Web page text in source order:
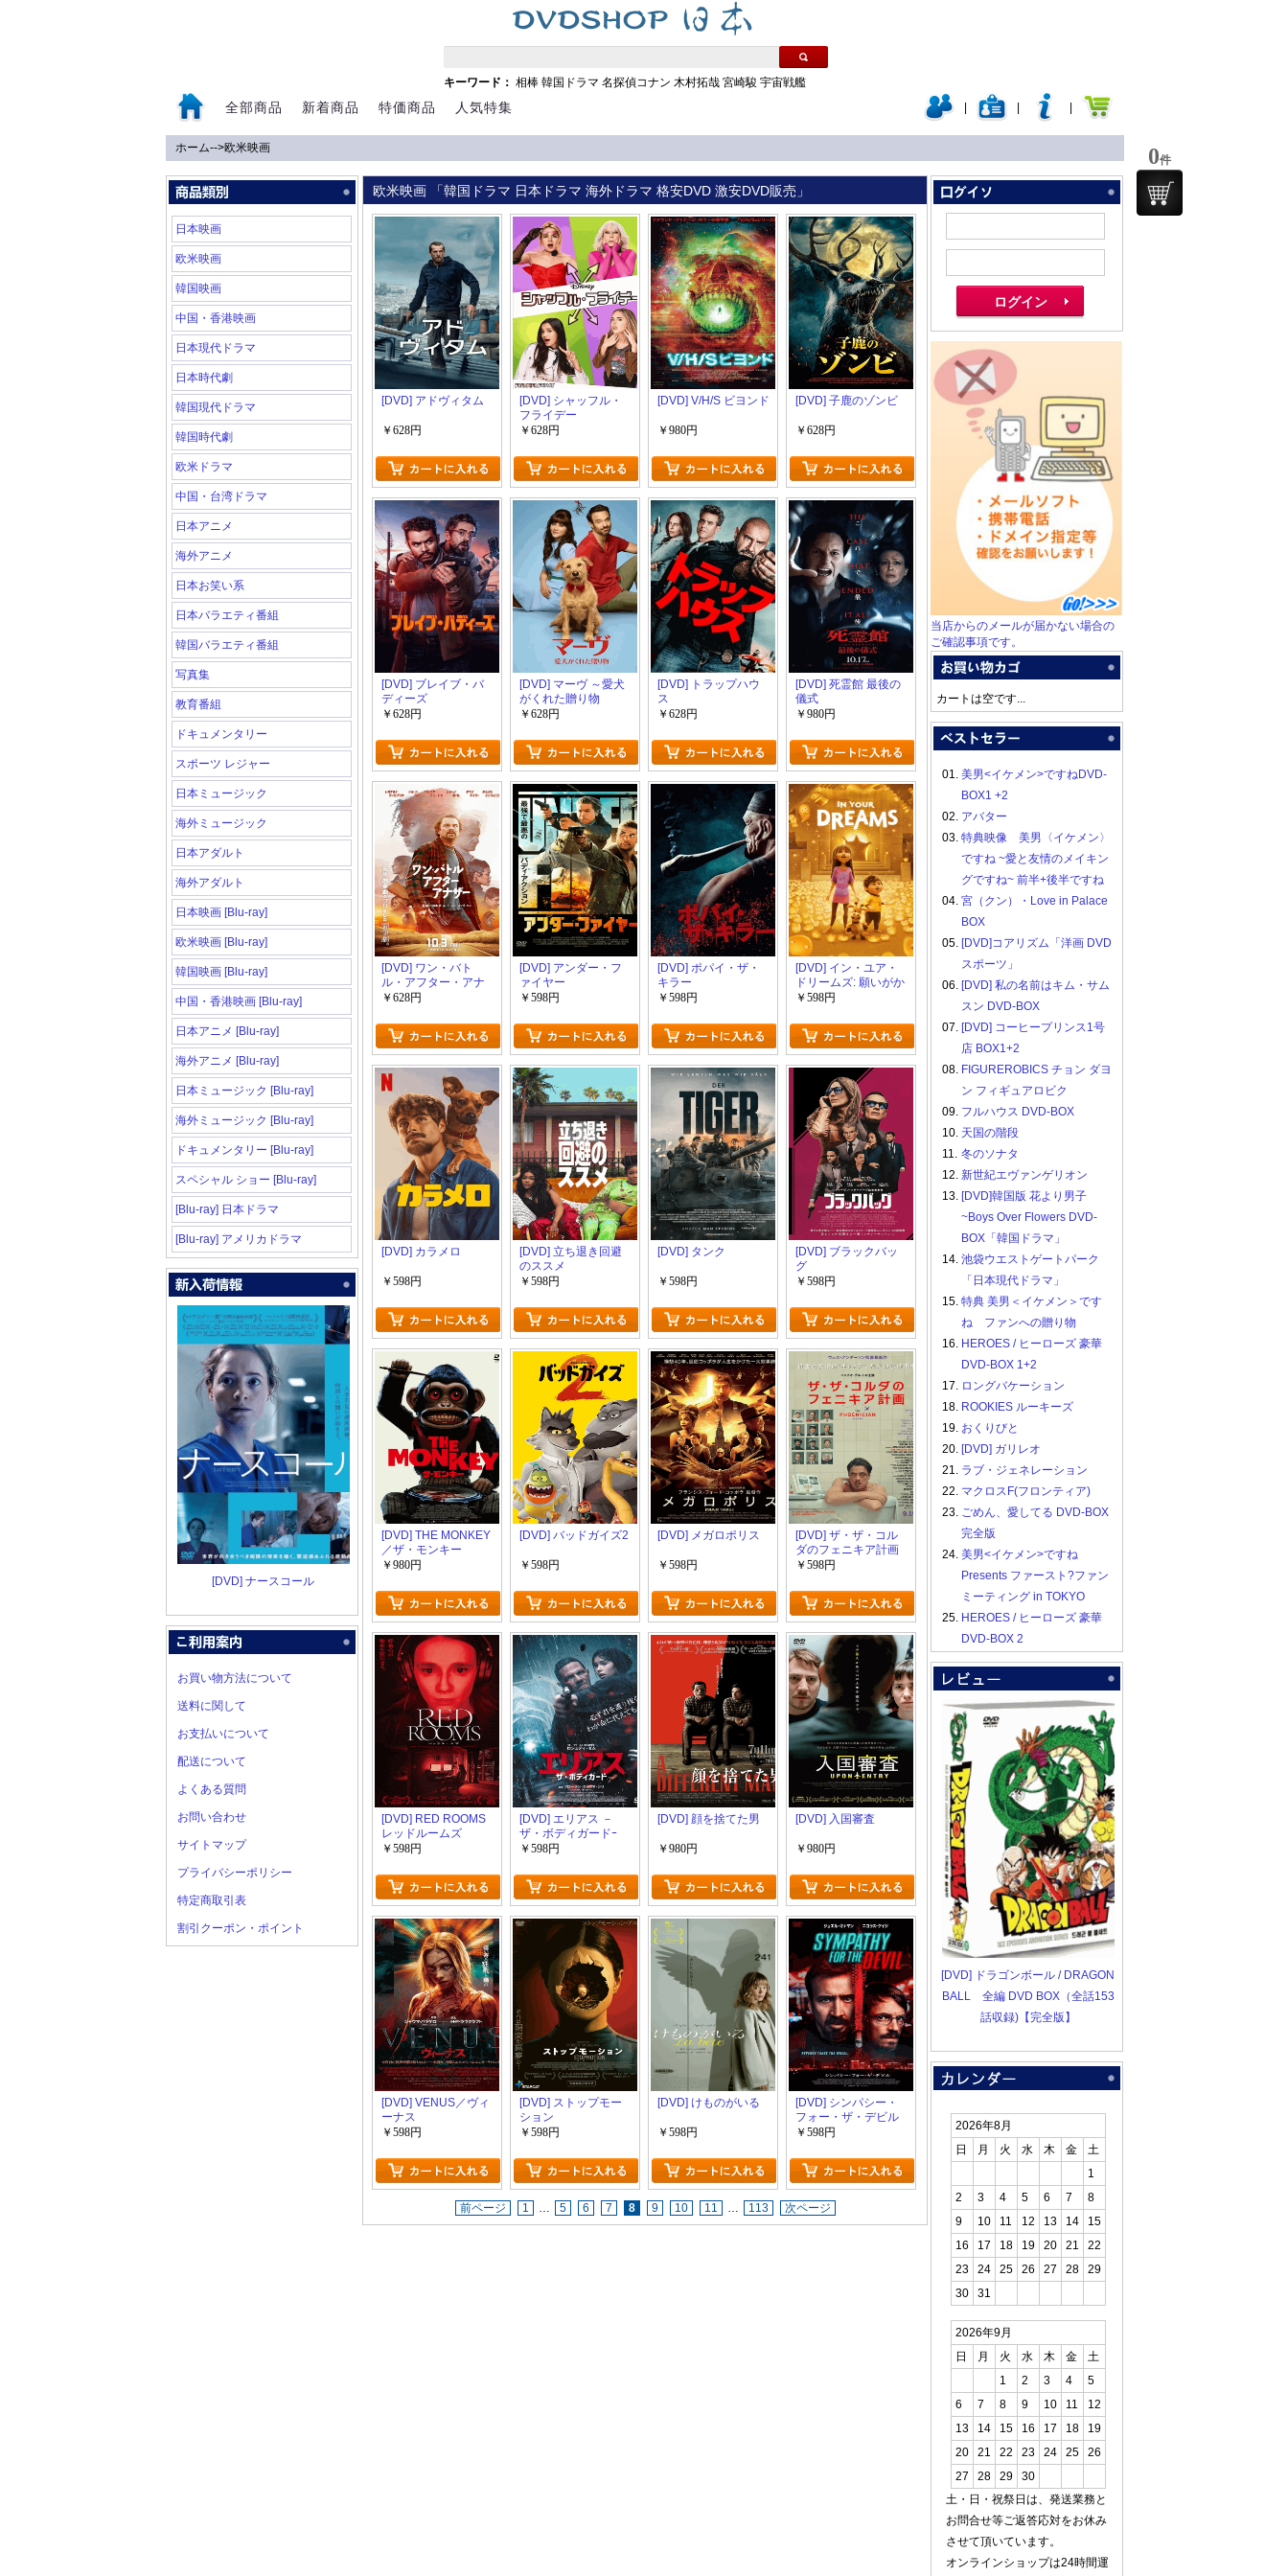
キーワード： 相棒 韓国ドラマ 名探偵コナン 木村拓哉 宮崎駿 宇宙戦艦
全部商品 新着商品 特価商品 人気特集
ホーム-->欧米映画
日本映画
欧米映画
韓国映画
中国・香港映画
日本現代ドラマ
日本時代劇
韓国現代ドラマ
韓国時代劇
欧米ドラマ
中国・台湾ドラマ
日本アニメ
海外アニメ
日本お笑い系
日本バラエティ番組
韓国バラエティ番組
写真集
教育番組
ドキュメンタリー
スポーツ レジャー
日本ミュージック
海外ミュージック
日本アダルト
海外アダルト
日本映画 [Blu-ray]
欧米映画 [Blu-ray]
韓国映画 [Blu-ray]
中国・香港映画 [Blu-ray]
日本アニメ [Blu-ray]
海外アニメ [Blu-ray]
日本ミュージック [Blu-ray]
海外ミュージック [Blu-ray]
ドキュメンタリー [Blu-ray]
スペシャル ショー [Blu-ray]
[Blu-ray] 日本ドラマ
[Blu-ray] アメリカドラマ
[DVD] ナースコール
お買い物方法について
送料に関して
お支払いについて
配送について
よくある質問
お問い合わせ
サイトマップ
プライバシーポリシー
特定商取引表
割引クーポン・ポイント
欧米映画 「韓国ドラマ 日本ドラマ 海外ドラマ 格安DVD 激安DVD販売」
[DVD] アドヴィタム
￥628円
[DVD] シャッフル・
フライデー
￥628円
[DVD] V/H/S ビヨンド
￥980円
[DVD] 子鹿のゾンビ
￥628円
[DVD] ブレイブ・バ
ディーズ
￥628円
[DVD] マーヴ ～愛犬
がくれた贈り物
￥628円
[DVD] トラップハウ
ス
￥628円
[DVD] 死霊館 最後の
儀式
￥980円
[DVD] ワン・バト
ル・アフター・アナ
ザー
￥628円
[DVD] アンダー・フ
ァイヤー
￥598円
[DVD] ポパイ・ザ・
キラー
￥598円
[DVD] イン・ユア・
ドリームズ: 願いがか
なうなら
￥598円
[DVD] カラメロ
￥598円
[DVD] 立ち退き回避
のススメ
￥598円
[DVD] タンク
￥598円
[DVD] ブラックバッ
グ
￥598円
[DVD] THE MONKEY
／ザ・モンキー
￥980円
[DVD] バッドガイズ2
￥598円
[DVD] メガロポリス
￥598円
[DVD] ザ・ザ・コル
ダのフェニキア計画
￥598円
[DVD] RED ROOMS
レッドルームズ
￥598円
[DVD] エリアス －
ザ・ボディガードｰ
￥598円
[DVD] 顔を捨てた男
￥980円
[DVD] 入国審査
￥980円
[DVD] VENUS／ヴィ
ーナス
￥598円
[DVD] ストップモー
ション
￥598円
[DVD] けものがいる
￥598円
[DVD] シンパシー・
フォー・ザ・デビル
￥598円
前ページ 1 … 5 6 7 8 9 10 11 … 113 次ページ
当店からのメールが届かない場合の
ご確認事項です。
カートは空です...
01. 美男<イケメン>ですねDVD-
BOX1 +2
02. アバター
03. 特典映像 美男〈イケメン〉
ですね ~愛と友情のメイキン
グですね~ 前半+後半ですね
04. 宮（クン）・Love in Palace
BOX
05. [DVD]コアリズム「洋画 DVD
スポーツ」
06. [DVD] 私の名前はキム・サム
スン DVD-BOX
07. [DVD] コーヒープリンス1号
店 BOX1+2
08. FIGUREROBICS チョン ダヨ
ン フィギュアロビク
09. フルハウス DVD-BOX
10. 天国の階段
11. 冬のソナタ
12. 新世紀エヴァンゲリオン
13. [DVD]韓国版 花より男子
~Boys Over Flowers DVD-
BOX「韓国ドラマ」
14. 池袋ウエストゲートパーク
「日本現代ドラマ」
15. 特典 美男＜イケメン＞です
ね ファンへの贈り物
16. HEROES / ヒーローズ 豪華
DVD-BOX 1+2
17. ロングバケーション
18. ROOKIES ルーキーズ
19. おくりびと
20. [DVD] ガリレオ
21. ラブ・ジェネレーション
22. マクロスF(フロンティア)
23. ごめん、愛してる DVD-BOX
完全版
24. 美男<イケメン>ですね
Presents ファースト?ファン
ミーティング in TOKYO
25. HEROES / ヒーローズ 豪華
DVD-BOX 2
[DVD] ドラゴンボール / DRAGON
BALL 全編 DVD BOX（全話153
話収録)【完全版】
2026年8月
日
月 火 水 木 金
土
1
2
3 4 5 6 7
8
9
10 11 12 13 14
15
16
17 18 19 20 21
22
23
24 25 26 27 28
29
30
31
2026年9月
日
月 火 水 木 金
土
1
2 3 4
5
6
7 8 9 10 11
12
13
14 15 16 17 18
19
20
21 22 23 24 25
26
27
28 29
30
土・日・祝祭日は、発送業務と
お問合せ等ご返答応対をお休み
させて頂いています。
オンラインショップは24時間運
0件
0